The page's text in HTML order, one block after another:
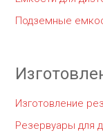
Подземные
Изготовление
Резервуары для